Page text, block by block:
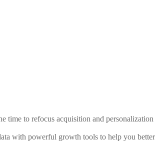
to refocus acquisition and
with powerful growth tools to help you